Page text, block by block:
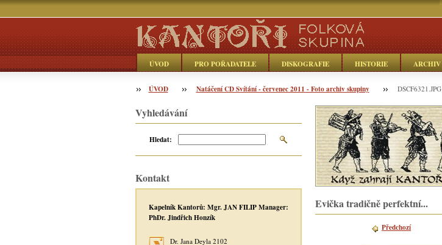
ÚVOD PRO POŘADATELE DISKOGRAFIE HISTORIE ARCHIV
Objednávka
ÚVOD Natáčení CD Svítání - červenec 2011 - Foto archiv skupiny DSCF6321.JPG
Evička tradičně perfektní...
Předchozí
Vyhledávání
Hledat:
Kontakt
Kapelník Kantorů: Mgr. JAN FILIP Manager:
PhDr. Jindřich Honzík
Dr. Jana Deyla 2102